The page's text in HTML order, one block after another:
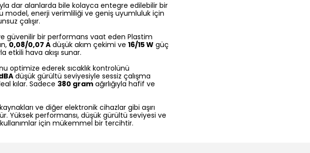
dar alanlarda bile kolayca entegre edilebilir bir
model, enerji verimliliği ve geniş uyumluluk için
çalışır.
güvenilir bir performans vaat eden Plastim
0,08/0,07 A düşük akım çekimi ve 16/15 W güç
etkili hava akışı sunar.
optimize ederek sıcaklık kontrolünü
düşük gürültü seviyesiyle sessiz çalışma
kılar. Sadece 380 gram ağırlığıyla hafif ve
ve diğer elektronik cihazlar gibi aşırı
Yüksek performansı, düşük gürültü seviyesi ve
için mükemmel bir tercihtir.